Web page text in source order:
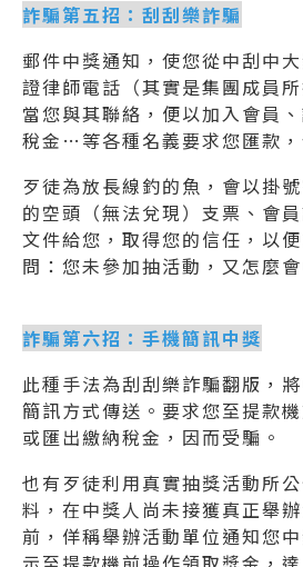
詐騙第五招：刮刮樂詐騙
郵件中獎通知，使您從中刮中
證律師電話（其實是集團成員
當您與其聯絡，便以加入會員
稅金…等各種名義要求您匯款，
歹徒為放長線釣的魚，會以掛
的空頭（無法兌現）支票、會
文件給您，取得您的信任，以
問：您未參加抽活動，又怎麼會
詐騙第六招：手機簡訊中獎
此種手法為刮刮樂詐騙翻版，
簡訊方式傳送。要求您至提款
或匯出繳納稅金，因而受騙。
也有歹徒利用真實抽獎活動所
料，在中獎人尚未接獲真正舉
前，佯稱舉辦活動單位通知您